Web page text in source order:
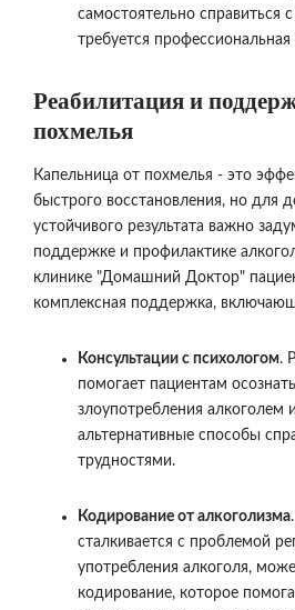
самостоятельно справиться
требуется
Реабилитация и
похмелья
Капельница от похмелья - это
быстрого восстановления, но для
устойчивого результата важно
поддержке и профилактике
клинике "Домашний Доктор"
комплексная поддержка,
Консультации с психологом.
помогает пациентам
злоупотребления алкоголем
альтернативные способы
трудностями.
Кодирование от алкоголизма
сталкивается с проблемой
употребления алкоголя,
кодирование, которое